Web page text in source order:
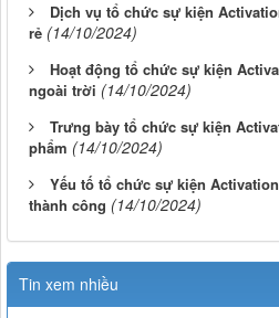
Dịch vụ tổ chức sự kiện
rẻ (14/10/2024)
Hoạt động tổ chức sự kiện
ngoài trời (14/10/2024)
Trưng bày tổ chức sự kiện
phẩm (14/10/2024)
Yếu tố tổ chức sự kiện
thành công (14/10/2024)
Tin xem nhiều